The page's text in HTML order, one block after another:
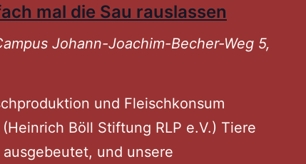
mal die Sau rauslassen
Johann-Joachim-Becher-Weg 5,
und Fleischkonsum
Böll Stiftung RLP e.V.) Tiere
und unsere